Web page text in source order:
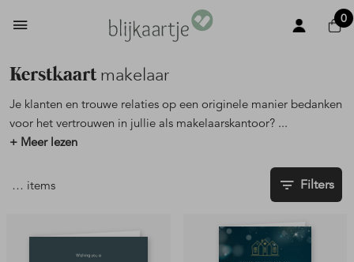
0
Kerstkaartmakelaar
Je klanten en trouwe relaties op een originele manier bedanken
voor het vertrouwen in jullie als makelaarskantoor? ...
+ Meer lezen
… items Filters